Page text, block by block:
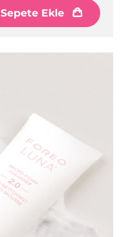
Sepete Ekle